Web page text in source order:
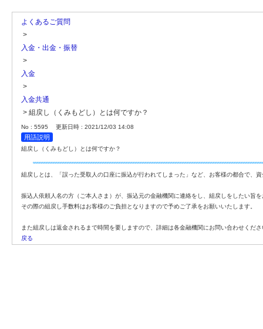
よくあるご質問
>
入金・出金・振替
>
入金
>
入金共通
> 組戻し（くみもどし）とは何ですか？
No : 5595 更新日時 : 2021/12/03 14:08
用語説明
組戻し（くみもどし）とは何ですか？
組戻しとは、「誤った受取人の口座に振込が行われてしまった」など、お客様の都合で、
振込人依頼人名の方（ご本人さま）が、振込元の金融機関に連絡をし、組戻しをしたい旨
その際の組戻し手数料はお客様のご負担となりますので予めご了承をお願いいたします。
また組戻しは返金されるまで時間を要しますので、詳細は各金融機関にお問い合わせくださ
戻る